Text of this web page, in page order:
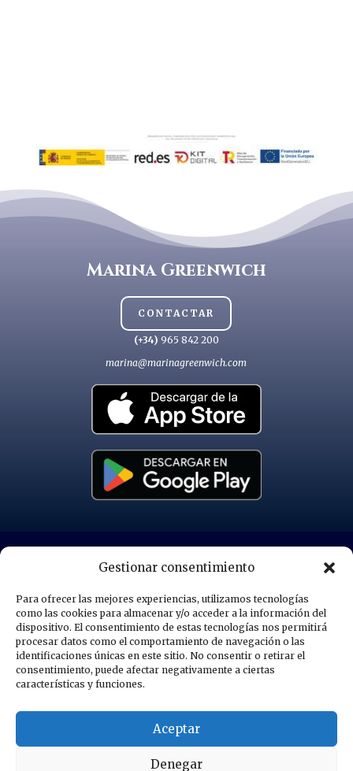
Gestionar consentimiento
Para ofrecer las mejores experiencias, utilizamos tecnologías
como las cookies para almacenar y/o acceder a la información del
dispositivo. El consentimiento de estas tecnologías nos permitirá
procesar datos como el comportamiento de navegación o las
identificaciones únicas en este sitio. No consentir o retirar el
consentimiento, puede afectar negativamente a ciertas
características y funciones.
Aceptar
Denegar
Marina Greenwich
CONTACTAR
(+34) 965 842 200
marina@marinagreenwich.com
POLÍTICA DE PRIVACIDAD
POLÍTICA DE COOKIES
AVISOS LEGALES
MAPA DEL SITIO